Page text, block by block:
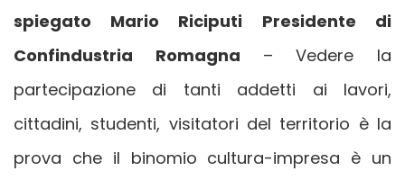
spiegato Mario Riciputi
Presidente di
Confindustria Romagna – Vedere la
partecipazione di tanti addetti ai lavori,
cittadini, studenti, visitatori del territorio è la
prova che il binomio cultura-impresa è un